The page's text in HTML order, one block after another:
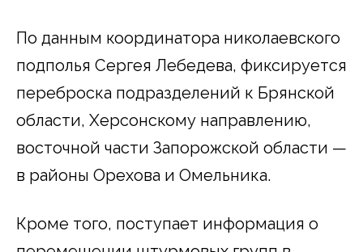
По данным координатора николаевского
подполья Сергея Лебедева, фиксируется
переброска подразделений к Брянской
области, Херсонскому направлению,
восточной части Запорожской области —
в районы Орехова и Омельника.
Кроме того, поступает информация о